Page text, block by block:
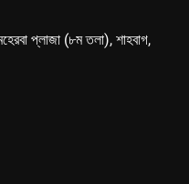
প্লাজা (৮ম তলা), শাহবাগ,